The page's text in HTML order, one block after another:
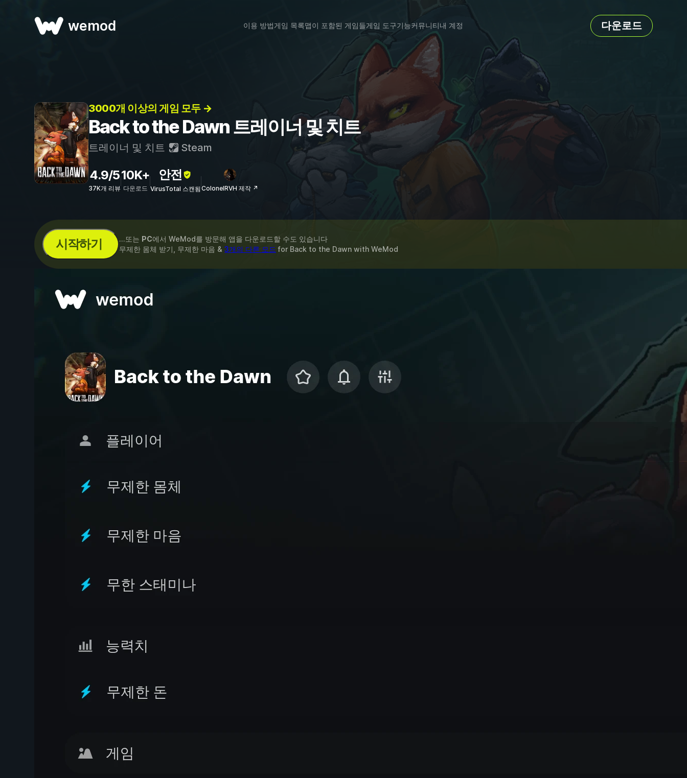
wemod 이용 방법게임 목록맵이 포함된 게임들게임 도구기능커뮤니티내 계정 다운로드
3000개 이상의 게임 모두 →
Back to the Dawn 트레이너 및 치트
트레이너 및 치트 Steam
4.9/5
37K개 리뷰
10K+
다운로드
안전
VirusTotal 스캔됨ColonelRVH 제작 ↗
시작하기 ...또는 PC에서 WeMod를 방문해 앱을 다운로드할 수도 있습니다
무제한 몸체 받기, 무제한 마음 & 3개의 다른 모드 for Back to the Dawn with WeMod